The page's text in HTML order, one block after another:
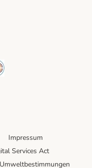
Security
Impressum
Services Act